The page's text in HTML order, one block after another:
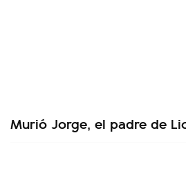
Murió Jorge, el padre de